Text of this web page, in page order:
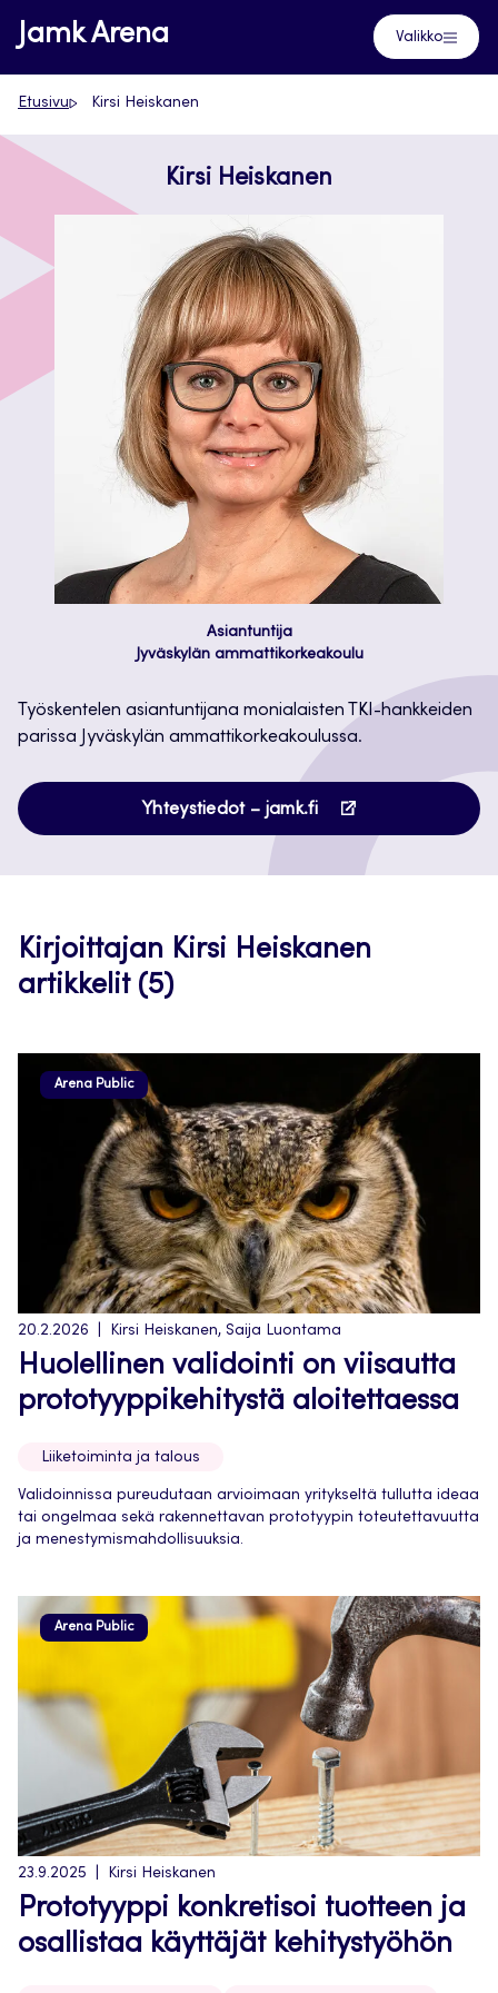
Siirry
suoraan
sisältöön
Jamk Arena Valikko
Etusivu Kirsi Heiskanen
Kirsi Heiskanen
Asiantuntija
Jyväskylän ammattikorkeakoulu
Työskentelen asiantuntijana monialaisten TKI-hankkeiden
parissa Jyväskylän ammattikorkeakoulussa.
Yhteystiedot – jamk.fi
Avautuu
uuteen
välilehteen
Kirjoittajan Kirsi Heiskanen
artikkelit (5)
Arena Public
20.2.2026 Kirsi Heiskanen, Saija Luontama
Huolellinen validointi on viisautta
prototyyppikehitystä aloitettaessa
Liiketoiminta ja talous
Validoinnissa pureudutaan arvioimaan yritykseltä tullutta ideaa
tai ongelmaa sekä rakennettavan prototyypin toteutettavuutta
ja menestymismahdollisuuksia.
Arena Public
23.9.2025 Kirsi Heiskanen
Prototyyppi konkretisoi tuotteen ja
osallistaa käyttäjät kehitystyöhön